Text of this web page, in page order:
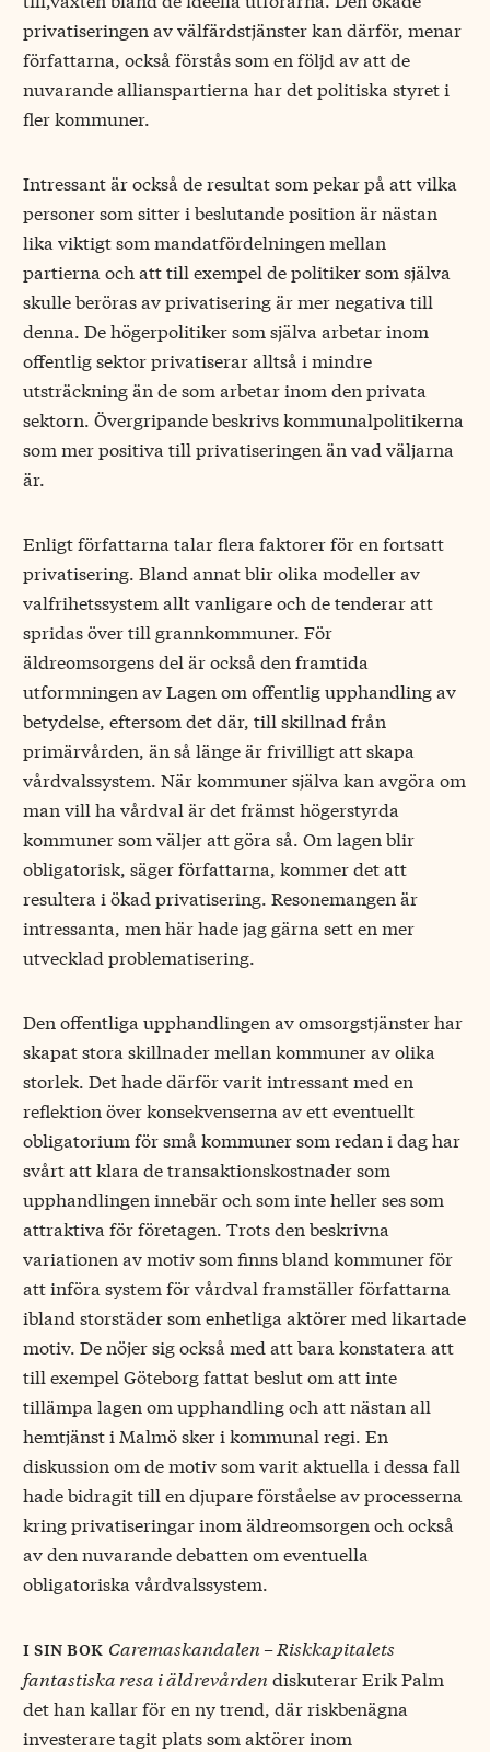
privatiseringen av välfärdstjänster kan därför, menar
författarna, också förstås som en följd av att de
nuvarande allianspartierna har det politiska styret i
fler kommuner.
Intressant är också de resultat som pekar på att vilka
personer som sitter i beslutande position är nästan
lika viktigt som mandatfördelningen mellan
partierna och att till exempel de politiker som själva
skulle beröras av privatisering är mer negativa till
denna. De högerpolitiker som själva arbetar inom
offentlig sektor privatiserar alltså i mindre
utsträckning än de som arbetar inom den privata
sektorn. Övergripande beskrivs kommunalpolitikerna
som mer positiva till privatiseringen än vad väljarna
är.
Enligt författarna talar flera faktorer för en fortsatt
privatisering. Bland annat blir olika modeller av
valfrihetssystem allt vanligare och de tenderar att
spridas över till grannkommuner. För
äldreomsorgens del är också den framtida
utformningen av Lagen om offentlig upphandling av
betydelse, eftersom det där, till skillnad från
primärvården, än så länge är frivilligt att skapa
vårdvalssystem. När kommuner själva kan avgöra om
man vill ha vårdval är det främst högerstyrda
kommuner som väljer att göra så. Om lagen blir
obligatorisk, säger författarna, kommer det att
resultera i ökad privatisering. Resonemangen är
intressanta, men här hade jag gärna sett en mer
utvecklad problematisering.
Den offentliga upphandlingen av omsorgstjänster har
skapat stora skillnader mellan kommuner av olika
storlek. Det hade därför varit intressant med en
reflektion över konsekvenserna av ett eventuellt
obligatorium för små kommuner som redan i dag har
svårt att klara de transaktionskostnader som
upphandlingen innebär och som inte heller ses som
attraktiva för företagen. Trots den beskrivna
variationen av motiv som finns bland kommuner för
att införa system för vårdval framställer författarna
ibland storstäder som enhetliga aktörer med likartade
motiv. De nöjer sig också med att bara konstatera att
till exempel Göteborg fattat beslut om att inte
tillämpa lagen om upphandling och att nästan all
hemtjänst i Malmö sker i kommunal regi. En
diskussion om de motiv som varit aktuella i dessa fall
hade bidragit till en djupare förståelse av processerna
kring privatiseringar inom äldreomsorgen och också
av den nuvarande debatten om eventuella
obligatoriska vårdvalssystem.
i sin bok Caremaskandalen – Riskkapitalets
fantastiska resa i äldrevården diskuterar Erik Palm
det han kallar för en ny trend, där riskbenägna
investerare tagit plats som aktörer inom